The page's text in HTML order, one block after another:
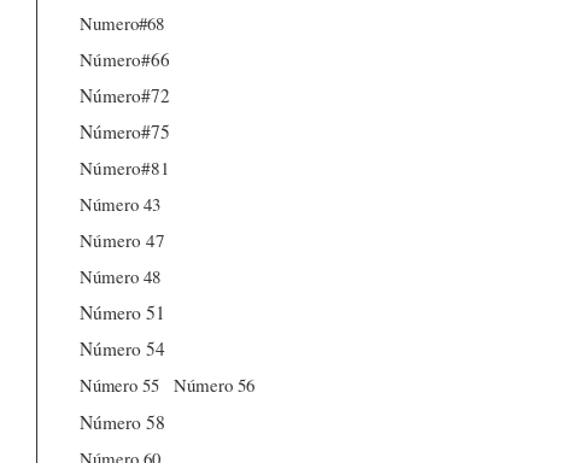
Numero#68
Número#66
Número#72
Número#75
Número#81
Número 43
Número 47
Número 48
Número 51
Número 54
Número 55
Número 56
Número 58
Número 60